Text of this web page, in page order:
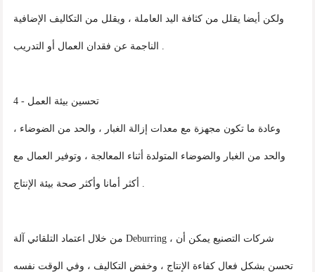
ولكن أيضا يقلل من كثافة اليد العاملة ، ويقلل من التكاليف الإضافية
الناجمة عن فقدان العمال أو التدريب .
4 - تحسين بيئة العمل
وعادة ما تكون مجهزة مع معدات إزالة الغبار ، والحد من الضوضاء ،
والحد من الغبار والضوضاء المتولدة أثناء المعالجة ، وتوفير العمال مع
أكثر أمانا وأكثر صحة بيئة الإنتاج .
من خلال اعتماد التلقائي آلة Deburring ، شركات التصنيع يمكن أن
تحسن بشكل فعال كفاءة الإنتاج ، وخفض التكاليف ، وفي الوقت نفسه